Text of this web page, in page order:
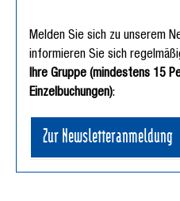
Melden Sie sich zu unserem
informieren Sie sich
Ihre Gruppe (mindestens 15
Einzelbuchungen):
Zur Newsletteranmeldung